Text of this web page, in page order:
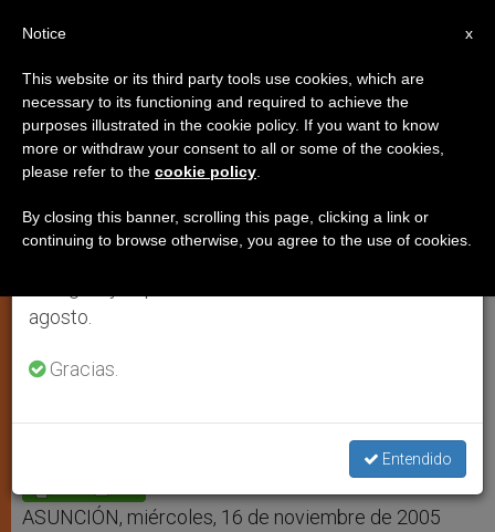
Luces y sombras de Paraguay,
según sus obispos
NOVIEMBRE 16, 2005 00:00
W
t
p
M
s
e
r
e
k
t r
ASUNCIÓN, miércoles, 16 de noviembre de 2005
×
Aviso importante
Del 27 de julio al 7 de agosto haremos la pausa
anual, aprovechando que en el periodo de verano
se generan menos informaciones y también el
agosto.
Gracias.
Entendido
x
Notice
This website or its third party tools use cookies, which are
necessary to its functioning and required to achieve the
purposes illustrated in the cookie policy. If you want to know
more or withdraw your consent to all or some of the cookies,
please refer to the cookie policy
By closing this banner, scrolling this page, clicking a link or
continuing to browse otherwise, you agree to the use of cookies.